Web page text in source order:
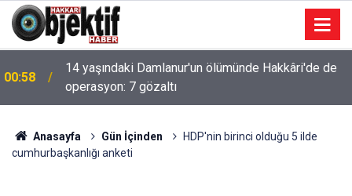
00:58
14 yaşındaki Damlanur'un ölümünde Hakkâri'de de
operasyon: 7 gözaltı
Anasayfa Gün İçinden
HDP'nin birinci olduğu 5 ilde
cumhurbaşkanlığı anketi